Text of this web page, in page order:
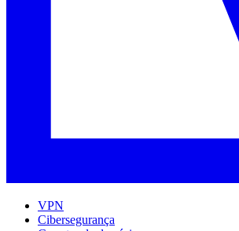
VPN
Cibersegurança